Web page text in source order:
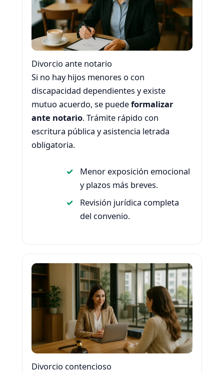
Divorcio ante notario
Si no hay hijos menores o con
discapacidad dependientes y existe
mutuo acuerdo, se puedeformalizar
ante notario. Trámite rápido con
escritura pública y asistencia letrada
obligatoria.
Menor exposición emocional
y plazos más breves.
Revisión jurídica completa
del convenio.
Divorcio contencioso